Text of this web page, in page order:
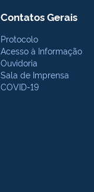
Contatos Gerais
Protocolo
Acesso à Informação
Ouvidoria
Sala de Imprensa
COVID-19